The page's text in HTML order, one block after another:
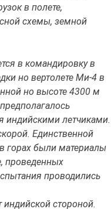
в полете,
схемы, земной
в командировку в
но вертолете Ми-4 в
но высоте 4300 м
индийскими летчиками.
Единственной
горах были материалы
проведенных
проводились
стороной.